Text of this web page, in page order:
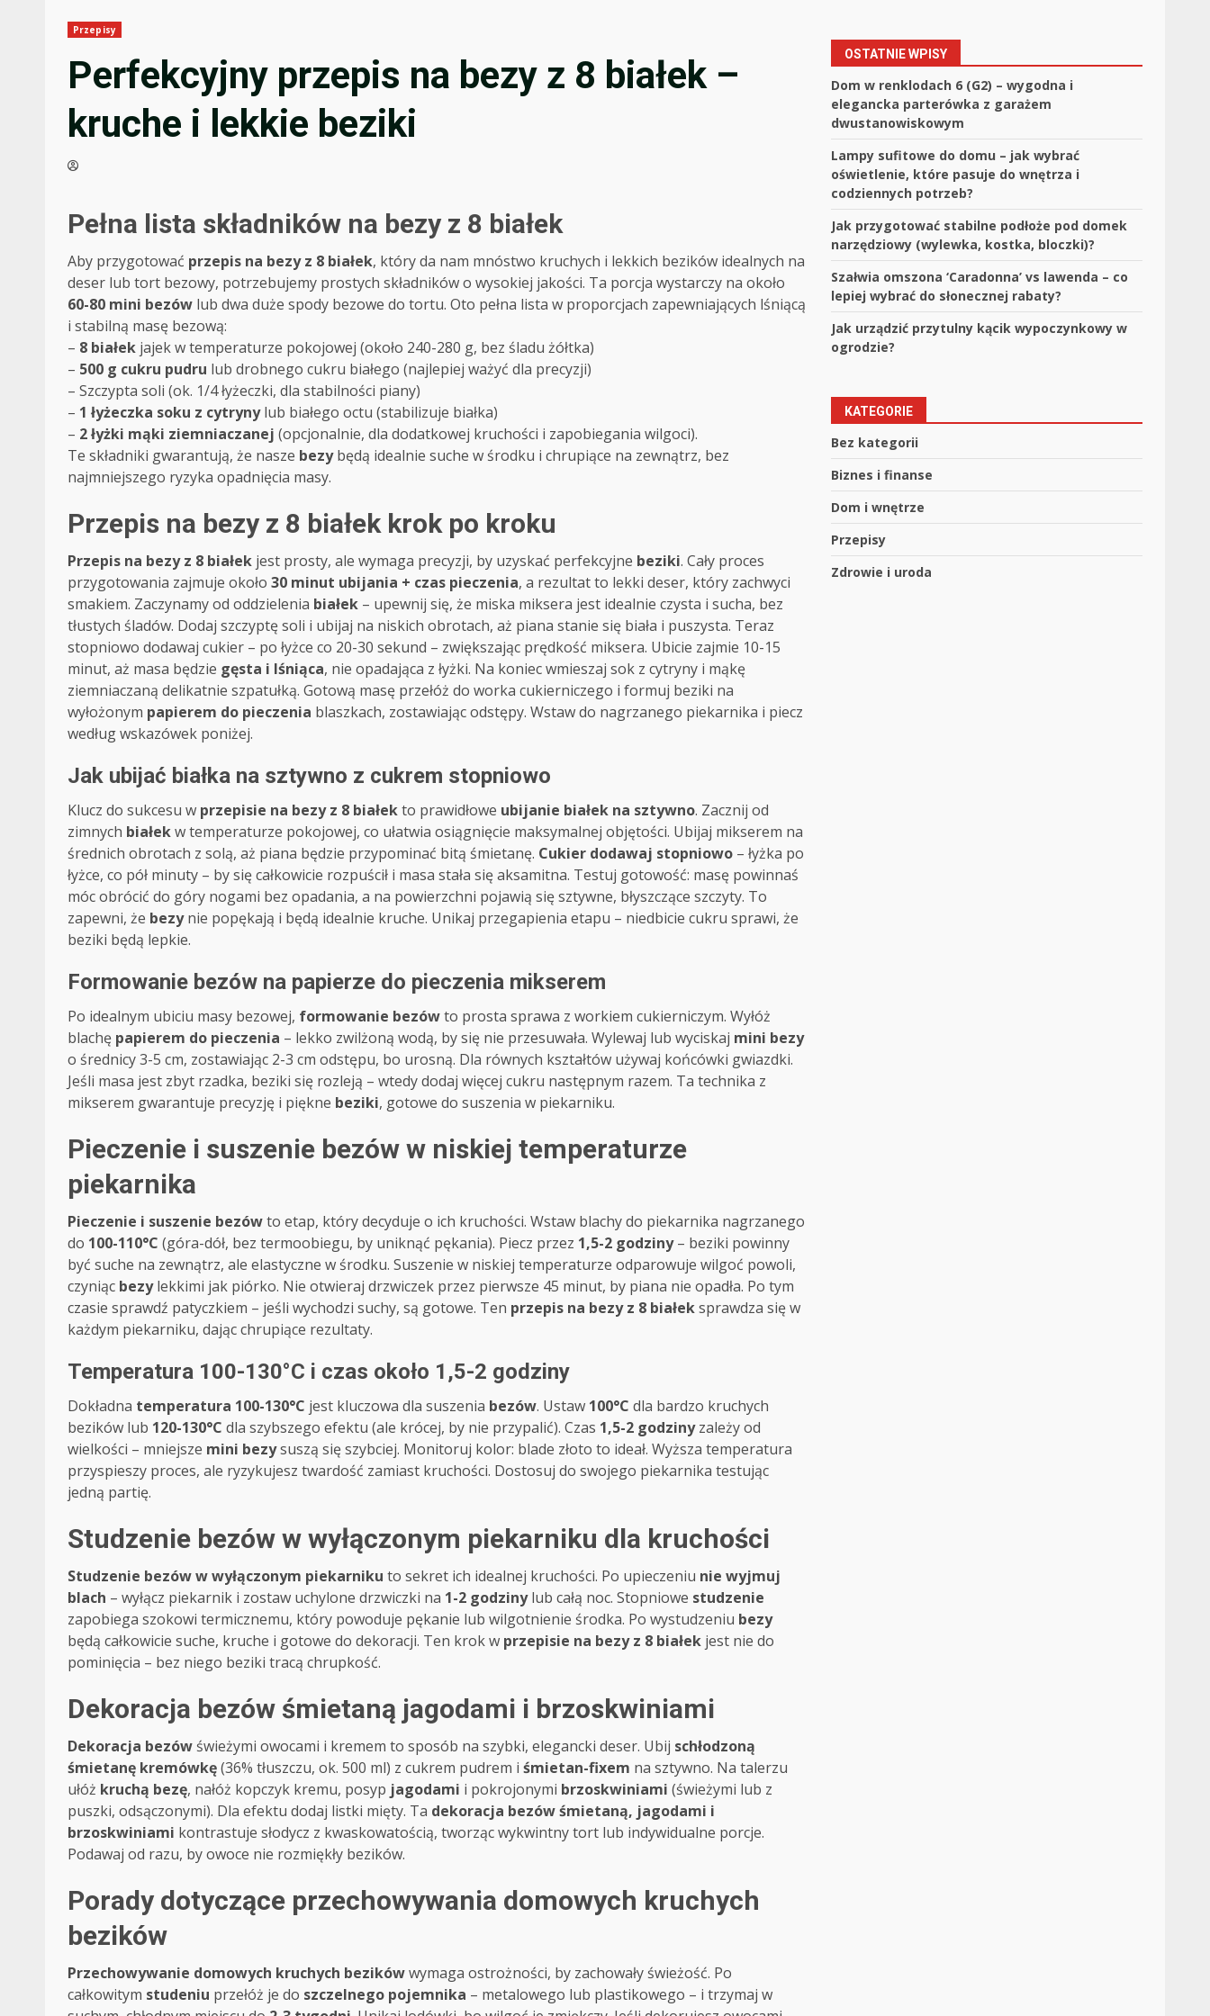
Przepisy
Perfekcyjny przepis na bezy z 8 białek –
kruche i lekkie beziki
Pełna lista składników na bezy z 8 białek
Aby przygotować przepis na bezy z 8 białek, który da nam mnóstwo kruchych i lekkich bezików idealnych na
deser lub tort bezowy, potrzebujemy prostych składników o wysokiej jakości. Ta porcja wystarczy na około
60-80 mini bezów lub dwa duże spody bezowe do tortu. Oto pełna lista w proporcjach zapewniających lśniącą
i stabilną masę bezową:
– 8 białek jajek w temperaturze pokojowej (około 240-280 g, bez śladu żółtka)
– 500 g cukru pudru lub drobnego cukru białego (najlepiej ważyć dla precyzji)
– Szczypta soli (ok. 1/4 łyżeczki, dla stabilności piany)
– 1 łyżeczka soku z cytrynylub białego octu (stabilizuje białka)
– 2 łyżki mąki ziemniaczanej (opcjonalnie, dla dodatkowej kruchości i zapobiegania wilgoci).
Te składniki gwarantują, że nasze bezybędą idealnie suche w środku i chrupiące na zewnątrz, bez
najmniejszego ryzyka opadnięcia masy.
Przepis na bezy z 8 białek krok po kroku
Przepis na bezy z 8 białek jest prosty, ale wymaga precyzji, by uzyskać perfekcyjne beziki. Cały proces
przygotowania zajmuje około 30 minut ubijania + czas pieczenia, a rezultat to lekki deser, który zachwyci
smakiem. Zaczynamy od oddzielenia białek – upewnij się, że miska miksera jest idealnie czysta i sucha, bez
tłustych śladów. Dodaj szczyptę soli i ubijaj na niskich obrotach, aż piana stanie się biała i puszysta. Teraz
stopniowo dodawaj cukier – po łyżce co 20-30 sekund – zwiększając prędkość miksera. Ubicie zajmie 10-15
minut, aż masa będzie gęsta i lśniąca, nie opadająca z łyżki. Na koniec wmieszaj sok z cytryny i mąkę
ziemniaczaną delikatnie szpatułką. Gotową masę przełóż do worka cukierniczego i formuj beziki na
wyłożonym papierem do pieczenia blaszkach, zostawiając odstępy. Wstaw do nagrzanego piekarnika i piecz
według wskazówek poniżej.
Jak ubijać białka na sztywno z cukrem stopniowo
Klucz do sukcesu w przepisie na bezy z 8 białekto prawidłowe ubijanie białek na sztywno. Zacznij od
zimnych białekw temperaturze pokojowej, co ułatwia osiągnięcie maksymalnej objętości. Ubijaj mikserem na
średnich obrotach z solą, aż piana będzie przypominać bitą śmietanę. Cukier dodawaj stopniowo – łyżka po
łyżce, co pół minuty – by się całkowicie rozpuścił i masa stała się aksamitna. Testuj gotowość: masę powinnaś
móc obrócić do góry nogami bez opadania, a na powierzchni pojawią się sztywne, błyszczące szczyty. To
zapewni, że bezynie popękają i będą idealnie kruche. Unikaj przegapienia etapu – niedbicie cukru sprawi, że
beziki będą lepkie.
Formowanie bezów na papierze do pieczenia mikserem
Po idealnym ubiciu masy bezowej, formowanie bezówto prosta sprawa z workiem cukierniczym. Wyłóż
blachę papierem do pieczenia – lekko zwilżoną wodą, by się nie przesuwała. Wylewaj lub wyciskaj mini bezy
o średnicy 3-5 cm, zostawiając 2-3 cm odstępu, bo urosną. Dla równych kształtów używaj końcówki gwiazdki.
Jeśli masa jest zbyt rzadka, beziki się rozleją – wtedy dodaj więcej cukru następnym razem. Ta technika z
mikserem gwarantuje precyzję i piękne beziki, gotowe do suszenia w piekarniku.
Pieczenie i suszenie bezów w niskiej temperaturze
piekarnika
Pieczenie i suszenie bezówto etap, który decyduje o ich kruchości. Wstaw blachy do piekarnika nagrzanego
do 100-110°C (góra-dół, bez termoobiegu, by uniknąć pękania). Piecz przez 1,5-2 godziny– beziki powinny
być suche na zewnątrz, ale elastyczne w środku. Suszenie w niskiej temperaturze odparowuje wilgoć powoli,
czyniąc bezylekkimi jak piórko. Nie otwieraj drzwiczek przez pierwsze 45 minut, by piana nie opadła. Po tym
czasie sprawdź patyczkiem – jeśli wychodzi suchy, są gotowe. Ten przepis na bezy z 8 białeksprawdza się w
każdym piekarniku, dając chrupiące rezultaty.
Temperatura 100-130°C i czas około 1,5-2 godziny
Dokładna temperatura 100-130°C jest kluczowa dla suszenia bezów. Ustaw 100°C dla bardzo kruchych
bezików lub 120-130°C dla szybszego efektu (ale krócej, by nie przypalić). Czas 1,5-2 godzinyzależy od
wielkości – mniejsze mini bezysuszą się szybciej. Monitoruj kolor: blade złoto to ideał. Wyższa temperatura
przyspieszy proces, ale ryzykujesz twardość zamiast kruchości. Dostosuj do swojego piekarnika testując
jedną partię.
Studzenie bezów w wyłączonym piekarniku dla kruchości
Studzenie bezów w wyłączonym piekarniku to sekret ich idealnej kruchości. Po upieczeniu nie wyjmuj
blach – wyłącz piekarnik i zostaw uchylone drzwiczki na 1-2 godzinylub całą noc. Stopniowe studzenie
zapobiega szokowi termicznemu, który powoduje pękanie lub wilgotnienie środka. Po wystudzeniu bezy
będą całkowicie suche, kruche i gotowe do dekoracji. Ten krok w przepisie na bezy z 8 białek jest nie do
pominięcia – bez niego beziki tracą chrupkość.
Dekoracja bezów śmietaną jagodami i brzoskwiniami
Dekoracja bezów świeżymi owocami i kremem to sposób na szybki, elegancki deser. Ubij schłodzoną
śmietanę kremówkę(36% tłuszczu, ok. 500 ml) z cukrem pudrem i śmietan-fixem na sztywno. Na talerzu
ułóż kruchą bezę, nałóż kopczyk kremu, posyp jagodami i pokrojonymi brzoskwiniami (świeżymi lub z
puszki, odsączonymi). Dla efektu dodaj listki mięty. Ta dekoracja bezów śmietaną, jagodami i
brzoskwiniami kontrastuje słodycz z kwaskowatością, tworząc wykwintny tort lub indywidualne porcje.
Podawaj od razu, by owoce nie rozmiękły bezików.
Porady dotyczące przechowywania domowych kruchych
bezików
Przechowywanie domowych kruchych bezikówwymaga ostrożności, by zachowały świeżość. Po
całkowitym studeniu przełóż je do szczelnego pojemnika – metalowego lub plastikowego – i trzymaj w
OSTATNIE WPISY
Dom w renklodach 6 (G2) – wygodna i
elegancka parterówka z garażem
dwustanowiskowym
Lampy sufitowe do domu – jak wybrać
oświetlenie, które pasuje do wnętrza i
codziennych potrzeb?
Jak przygotować stabilne podłoże pod domek
narzędziowy (wylewka, kostka, bloczki)?
Szałwia omszona ‘Caradonna’ vs lawenda – co
lepiej wybrać do słonecznej rabaty?
Jak urządzić przytulny kącik wypoczynkowy w
ogrodzie?
KATEGORIE
Bez kategorii
Biznes i finanse
Dom i wnętrze
Przepisy
Zdrowie i uroda